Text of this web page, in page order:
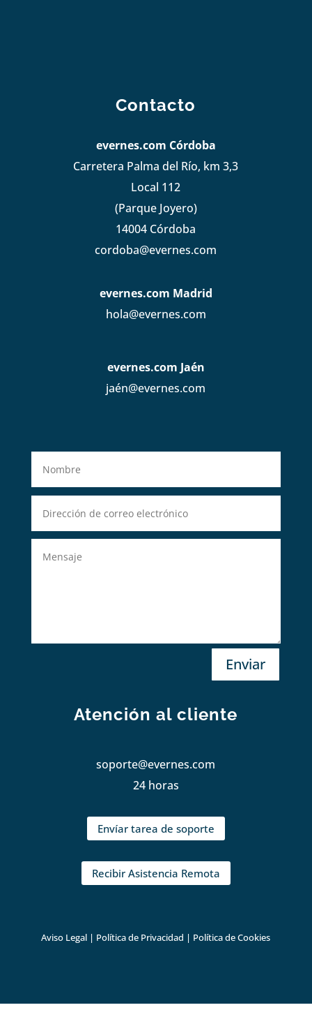
Contacto
evernes.com Córdoba
Carretera Palma del Río, km 3,3
Local 112
(Parque Joyero)
14004 Córdoba
cordoba@evernes.com
evernes.com Madrid
hola@evernes.com
evernes.com Jaén
jaén@evernes.com
Enviar
Atención al cliente
soporte@evernes.com
24 horas
Envíar tarea de soporte
Recibir Asistencia Remota
Aviso Legal | Política de Privacidad | Política de Cookies